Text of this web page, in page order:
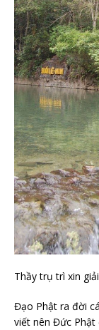
Thầy trụ trì xin
Đạo Phật ra đời
viết nên Đức Phật